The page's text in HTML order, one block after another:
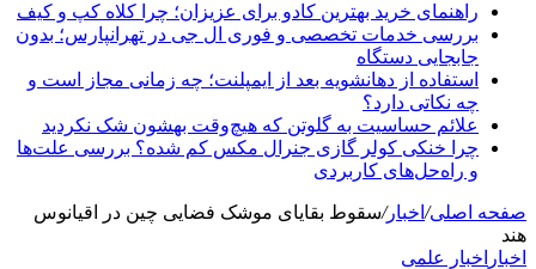
راهنمای خرید بهترین کادو برای عزیزان؛ چرا کلاه کپ و کیف
بررسی خدمات تخصصی و فوری ال جی در تهرانپارس؛ بدون
جابجایی دستگاه
استفاده از دهانشویه بعد از ایمپلنت؛ چه زمانی مجاز است و
چه نکاتی دارد؟
علائم حساسیت به گلوتن که هیچ‌وقت بهشون شک نکردید
چرا خنکی کولر گازی جنرال مکس کم شده؟ بررسی علت‌ها
و راه‌حل‌های کاربردی
صفحه اصلی/ اخبار/سقوط بقایای موشک فضایی چین در اقیانوس
هند
اخبار اخبار علمی